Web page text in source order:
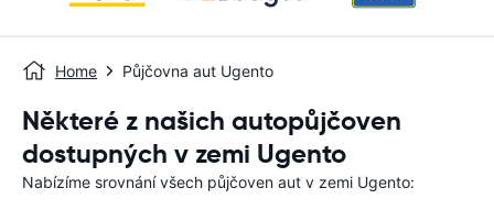
Home Půjčovna aut Ugento
Některé z našich autopůjčoven
dostupných v zemi Ugento
Nabízíme srovnání všech půjčoven aut v zemi Ugento: